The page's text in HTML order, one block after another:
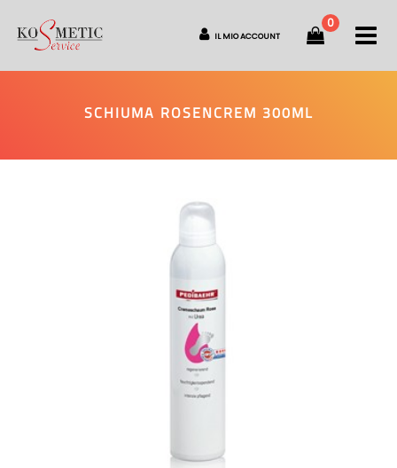
IL MIO ACCOUNT
0
SCHIUMA ROSENCREM 300ML